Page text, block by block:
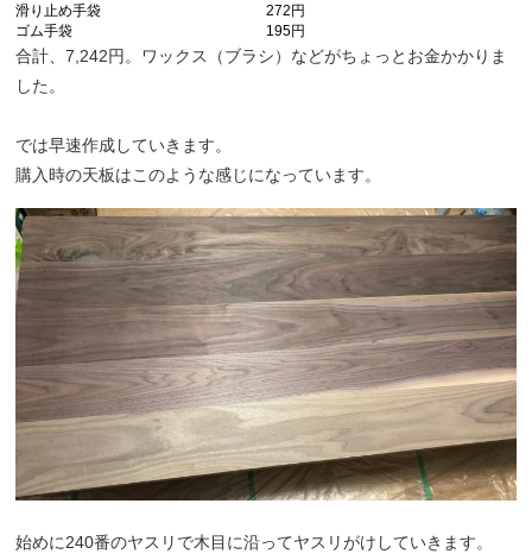
滑り止め手袋
272円
ゴム手袋
195円
合計、7,242円。ワックス（ブラシ）などがちょっとお金かかりま
した。
では早速作成していきます。
購入時の天板はこのような感じになっています。
始めに240番のヤスリで木目に沿ってヤスリがけしていきます。